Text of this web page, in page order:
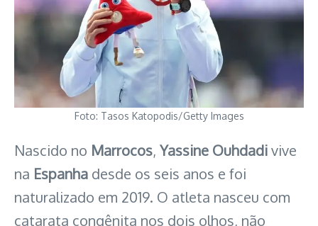
Foto: Tasos Katopodis/Getty Images
Nascido no Marrocos, Yassine Ouhdadivive
na Espanha desde os seis anos e foi
naturalizado em 2019. O atleta nasceu com
catarata congênita nos dois olhos, não